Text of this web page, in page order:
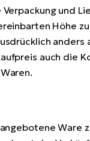
und
Höhe zu
anders
auch die
Ware